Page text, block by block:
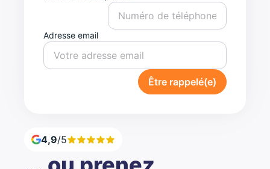
Adresse email
Être rappelé(e)
4,9/5